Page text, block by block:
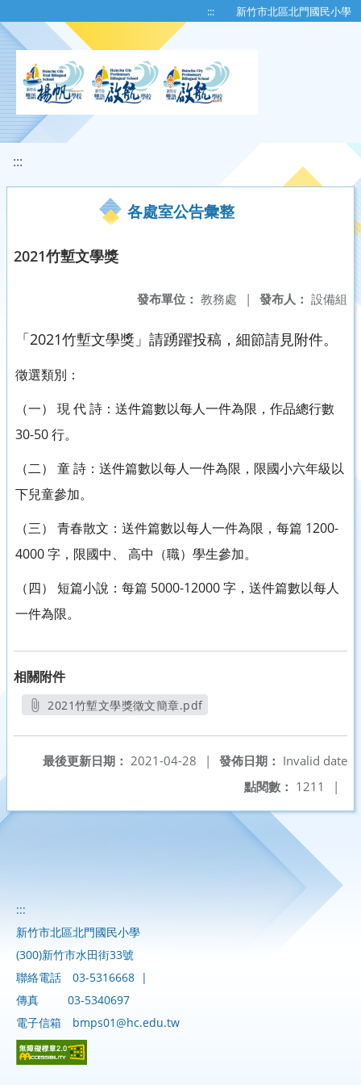
::: 新竹市北區北門國民小學
:::
各處室公告彙整
2021竹塹文學獎
發布人： 設備組
發布單位： 教務處 |
「2021竹塹文學獎」請踴躍投稿，細節請見附件。
徵選類別：
（一） 現 代 詩：送件篇數以每人一件為限，作品總行數
30-50 行。
（二） 童 詩：送件篇數以每人一件為限，限國小六年級以
下兒童參加。
（三） 青春散文：送件篇數以每人一件為限，每篇 1200-
4000 字，限國中、 高中（職）學生參加。
（四） 短篇小說：每篇 5000-12000 字，送件篇數以每人
一件為限。
相關附件
2021竹塹文學獎徵文簡章.pdf
發佈日期： Invalid date
最後更新日期： 2021-04-28
|
點閱數： 1211 |
:::
新竹市北區北門國民小學
(300)新竹市水田街33號
聯絡電話
03-5316668 |
傳真
03-5340697
電子信箱
bmps01@hc.edu.tw